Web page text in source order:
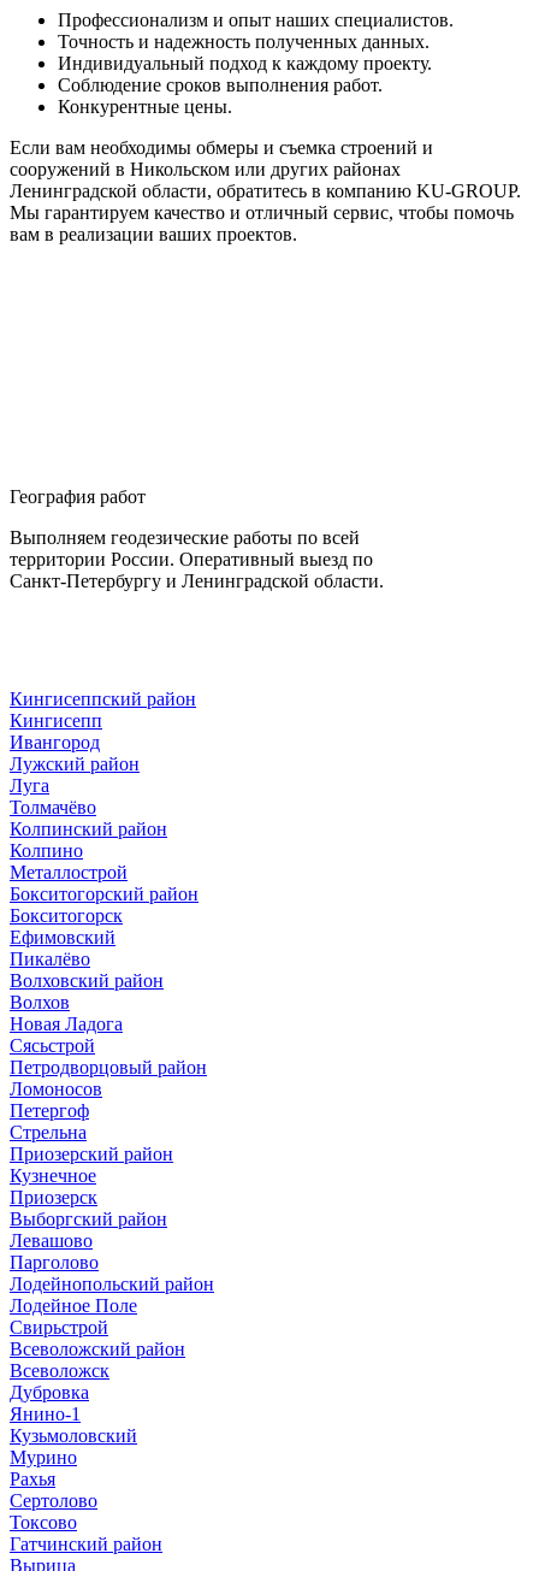
Профессионализм и опыт наших специалистов.
Точность и надежность полученных данных.
Индивидуальный подход к каждому проекту.
Соблюдение сроков выполнения работ.
Конкурентные цены.
Если вам необходимы обмеры и съемка строений и
сооружений в Никольском или других районах
Ленинградской области, обратитесь в компанию KU-GROUP.
Мы гарантируем качество и отличный сервис, чтобы помочь
вам в реализации ваших проектов.
География работ
Выполняем геодезические работы по всей
территории России. Оперативный выезд по
Санкт-Петербургу и Ленинградской области.
Кингисеппский район
Кингисепп
Ивангород
Лужский район
Луга
Толмачёво
Колпинский район
Колпино
Металлострой
Бокситогорский район
Бокситогорск
Ефимовский
Пикалёво
Волховский район
Волхов
Новая Ладога
Сясьстрой
Петродворцовый район
Ломоносов
Петергоф
Стрельна
Приозерский район
Кузнечное
Приозерск
Выборгский район
Левашово
Парголово
Лодейнопольский район
Лодейное Поле
Свирьстрой
Всеволожский район
Всеволожск
Дубровка
Янино-1
Кузьмоловский
Мурино
Рахья
Сертолово
Токсово
Гатчинский район
Вырица